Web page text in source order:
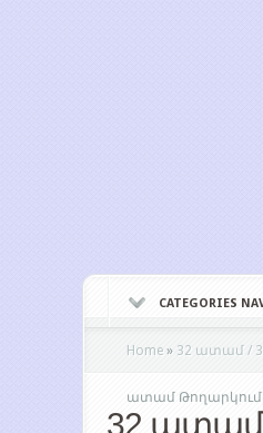
CATEGORIES
Home » 32 ատամ /
ատամ Թողարկում
32 ատամ